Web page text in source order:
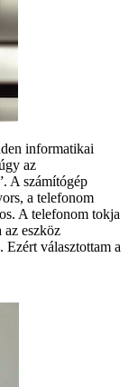
informatikai
az
A számítógép
a telefonom
A telefonom tokja
az eszköz
Ezért választottam a